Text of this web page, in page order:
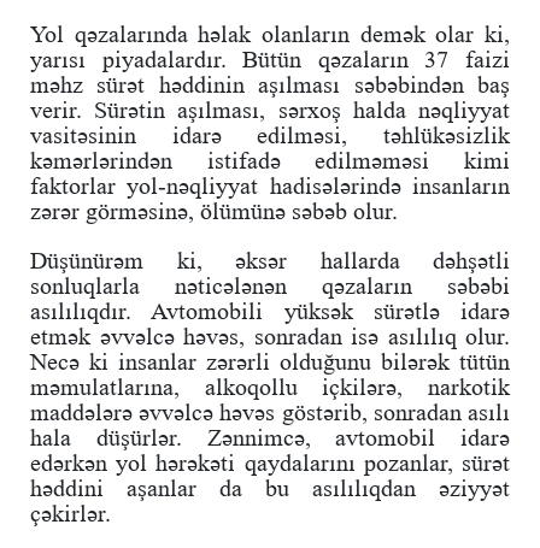
Yol qəzalarında həlak olanların demək olar ki,
yarısı piyadalardır. Bütün qəzaların 37 faizi
məhz sürət həddinin aşılması səbəbindən baş
verir. Sürətin aşılması, sərxoş halda nəqliyyat
vasitəsinin idarə edilməsi, təhlükəsizlik
kəmərlərindən istifadə edilməməsi kimi
faktorlar yol-nəqliyyat hadisələrində insanların
zərər görməsinə, ölümünə səbəb olur.
Düşünürəm ki, əksər hallarda dəhşətli
sonluqlarla nəticələnən qəzaların səbəbi
asılılıqdır. Avtomobili yüksək sürətlə idarə
etmək əvvəlcə həvəs, sonradan isə asılılıq olur.
Necə ki insanlar zərərli olduğunu bilərək tütün
məmulatlarına, alkoqollu içkilərə, narkotik
maddələrə əvvəlcə həvəs göstərib, sonradan asılı
hala düşürlər. Zənnimcə, avtomobil idarə
edərkən yol hərəkəti qaydalarını pozanlar, sürət
həddini aşanlar da bu asılılıqdan əziyyət
çəkirlər.